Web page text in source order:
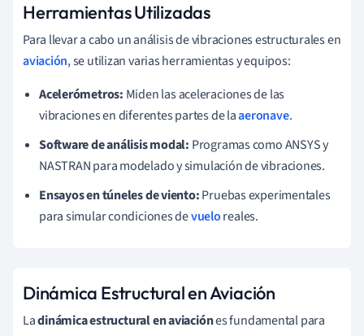
Herramientas Utilizadas
Para llevar a cabo un análisis de vibraciones estructurales en
aviación, se utilizan varias herramientas y equipos:
Acelerómetros: Miden las aceleraciones de las
vibraciones en diferentes partes de laaeronave.
Software de análisis modal: Programas como ANSYS y
NASTRAN para modelado y simulación de vibraciones.
Ensayos en túneles de viento:Pruebas experimentales
para simular condiciones devueloreales.
Dinámica Estructural en Aviación
Ladinámica estructural en aviaciónes fundamental para